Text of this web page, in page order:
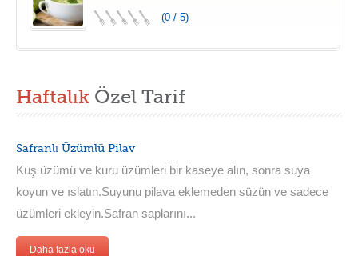
(0 / 5)
Haftalık Özel Tarif
Safranlı Üzümlü Pilav
Kuş üzümü ve kuru üzümleri bir kaseye alın, sonra suya
koyun ve ıslatın.Suyunu pilava eklemeden süzün ve sadece
üzümleri ekleyin.Safran saplarını...
Daha fazla oku